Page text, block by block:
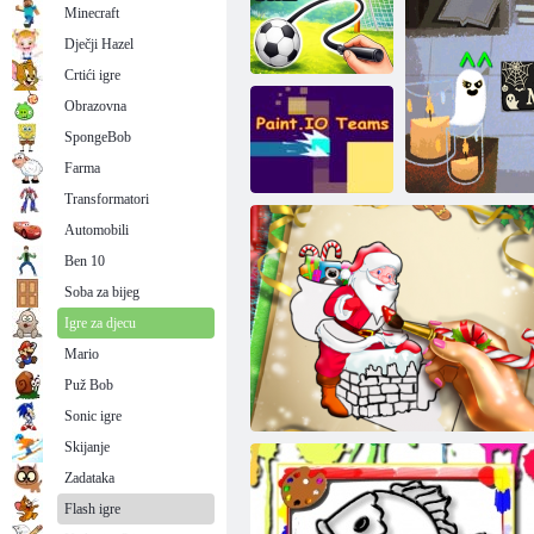
Nacrtaj radnju
Nacrtaj gol
Doodle za Noć
Boja. IO timovi
Minecraft
Dječji Hazel
Crtići igre
Obrazovna
SpongeBob
Farma
Transformatori
Automobili
Ben 10
Soba za bijeg
Igre za djecu
Mario
Puž Bob
Sonic igre
Skijanje
Zadataka
Flash igre